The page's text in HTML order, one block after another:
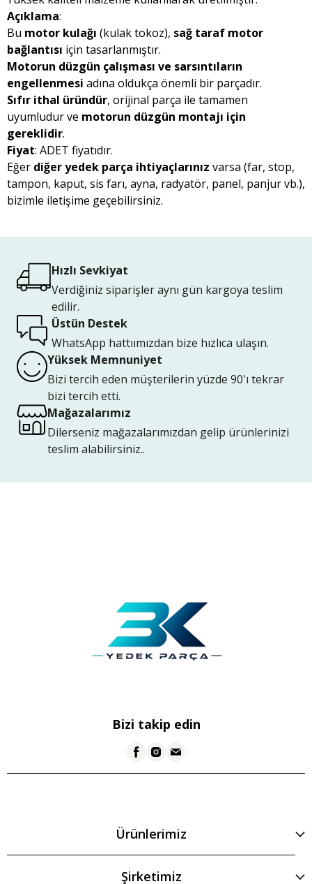
Açıklama:
Bu motor kulağı (kulak tokoz), sağ taraf motor
bağlantısı için tasarlanmıştır.
Motorun düzgün çalışması ve sarsıntıların
engellenmesi adına oldukça önemli bir parçadır.
Sıfır ithal üründür, orijinal parça ile tamamen
uyumludur ve motorun düzgün montajı için
gereklidir.
Fiyat: ADET fiyatıdır.
Eğer diğer yedek parça ihtiyaçlarınız varsa (far, stop,
tampon, kaput, sis farı, ayna, radyatör, panel, panjur vb.),
bizimle iletişime geçebilirsiniz.
Hızlı Sevkiyat
Verdiğiniz siparişler aynı gün kargoya teslim
edilir.
Üstün Destek
WhatsApp hattıımızdan bize hızlıca ulaşın.
Yüksek Memnuniyet
Bizi tercih eden müşterilerin yüzde 90'ı tekrar
bizi tercih etti.
Mağazalarımız
Dilerseniz mağazalarımızdan gelip ürünlerinizi
teslim alabilirsiniz..
Bizi takip edin
Ürünlerimiz
Şirketimiz